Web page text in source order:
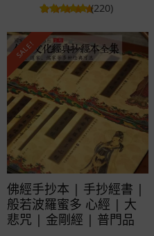
(220)
SALE!
佛經手抄本 | 手抄經書 |
般若波羅蜜多 心經 | 大
悲咒 | 金剛經 | 普門品